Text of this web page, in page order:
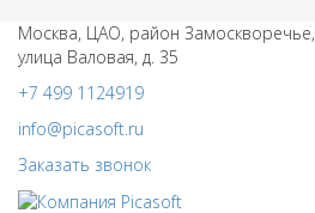
Москва, ЦАО, район Замоскворечье,
улица Валовая, д. 35
+7 499 1124919
info@picasoft.ru
Заказать звонок